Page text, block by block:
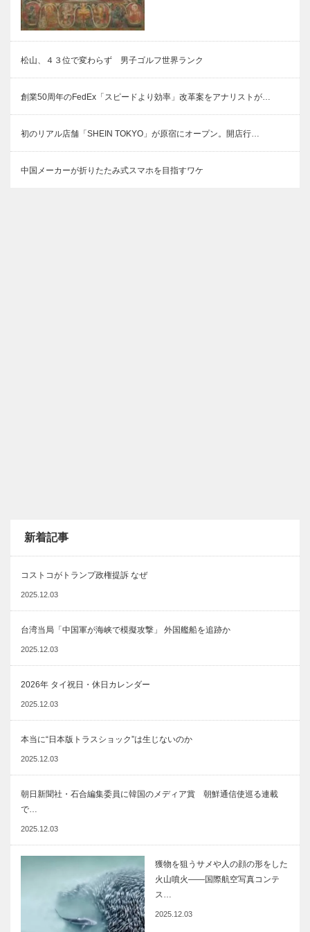
松山、４３位で変わらず 男子ゴルフ世界ランク
創業50周年のFedEx「スピードより効率」改革案をアナリストが…
初のリアル店舗「SHEIN TOKYO」が原宿にオープン。開店行…
中国メーカーが折りたたみ式スマホを目指すワケ
新着記事
コストコがトランプ政権提訴 なぜ
2025.12.03
台湾当局「中国軍が海峡で模擬攻撃」 外国艦船を追跡か
2025.12.03
2026年 タイ祝日・休日カレンダー
2025.12.03
本当に“日本版トラスショック”は生じないのか
2025.12.03
朝日新聞社・石合編集委員に韓国のメディア賞 朝鮮通信使巡る連載
で…
2025.12.03
獲物を狙うサメや人の顔の形をした
火山噴火――国際航空写真コンテ
ス…
2025.12.03